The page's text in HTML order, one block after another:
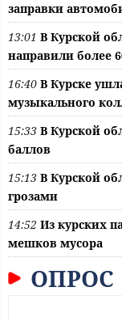
заправки
13:01 В Курской
направили более
16:40 В Курске
музыкального
15:33 В Курской
баллов
15:13 В Курской
грозами
14:52 Из курских
мешков мусора
ОПРОС